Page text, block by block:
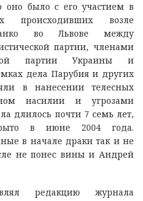
оно было с его участием в
происходивших возле
во Львове между
партии, членами
партии Украины и
дела Парубия и других
в нанесении телесных
насилии и угрозами
длилось почти 7 семь лет,
в июне 2004 года.
в начале драки так и не
не понес вины и Андрей
редакцию журнала